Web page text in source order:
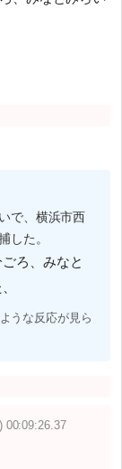
で、横浜市西
した。
ろ、みなと
うな反応が見ら
00:09:26.37